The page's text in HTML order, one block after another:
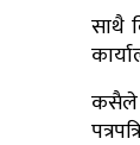
साथै
कसैले